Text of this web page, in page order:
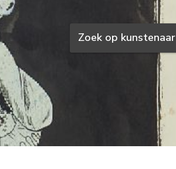
Zoek op kunstenaar